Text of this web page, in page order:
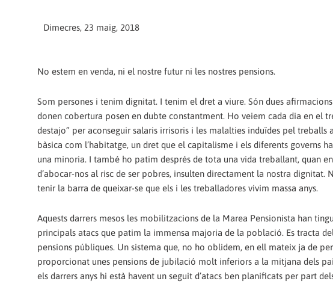
Dimecres, 23 maig, 2018
No estem en venda, ni el nostre futur ni les nostres pensions.
Som persones i tenim dignitat. I tenim el dret a viure. Són dues
donen cobertura posen en dubte constantment. Ho veiem cada dia en el
destajo” per aconseguir salaris irrisoris i les malalties induïdes pel
bàsica com l’habitatge, un dret que el capitalisme i els diferents governs
una minoria. I també ho patim després de tota una vida treballant, quan
d’abocar-nos al risc de ser pobres, insulten directament la nostra
tenir la barra de queixar-se que els i les treballadores vivim massa anys.
Aquests darrers mesos les mobilitzacions de la Marea Pensionista han
principals atacs que patim la immensa majoria de la població. Es tracta
pensions públiques. Un sistema que, no ho oblidem, en ell mateix ja de
proporcionat unes pensions de jubilació molt inferiors a la mitjana dels
els darrers anys hi està havent un seguit d’atacs ben planificats per part